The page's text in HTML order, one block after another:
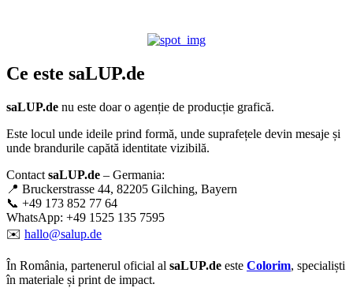
Ce este saLUP.de
saLUP.de nu este doar o agenție de producție grafică.
Este locul unde ideile prind formă, unde suprafețele devin mesaje și
unde brandurile capătă identitate vizibilă.
Contact saLUP.de – Germania:
📍 Bruckerstrasse 44, 82205 Gilching, Bayern
📞 +49 173 852 77 64
WhatsApp: +49 1525 135 7595
✉️ hallo@salup.de
În România, partenerul oficial al saLUP.de este Colorim, specialiști
în materiale și print de impact.